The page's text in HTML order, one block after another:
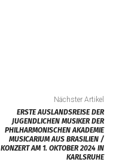
Nächster Artikel
ERSTE AUSLANDSREISE DER
JUGENDLICHEN MUSIKER DER
PHILHARMONISCHEN AKADEMIE
MUSICARIUM AUS BRASILIEN /
KONZERT AM 1. OKTOBER 2024 IN
KARLSRUHE